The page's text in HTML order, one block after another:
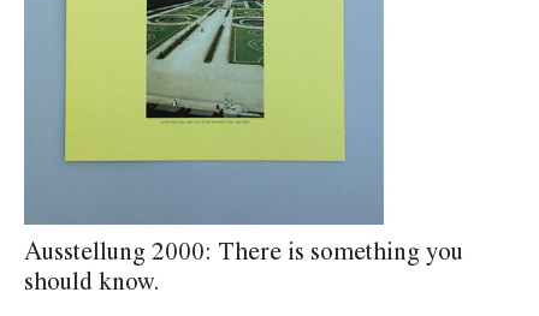
Ausstellung 2000: There is something you
should know.